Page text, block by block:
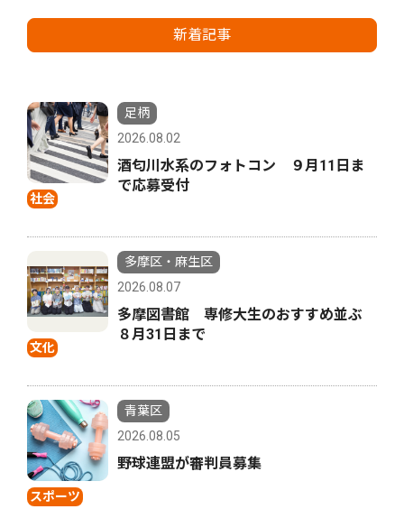
新着記事
社会
足柄
2026.08.02
酒匂川水系のフォトコン ９月11日ま
で応募受付
文化
多摩区・麻生区
2026.08.07
多摩図書館 専修大生のおすすめ並ぶ
８月31日まで
スポーツ
青葉区
2026.08.05
野球連盟が審判員募集